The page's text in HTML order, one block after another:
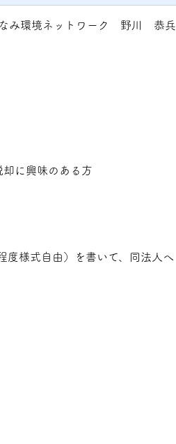
なみ環境ネットワーク 野川 恭
却に興味のある方
度様式自由）を書いて、同法人へ